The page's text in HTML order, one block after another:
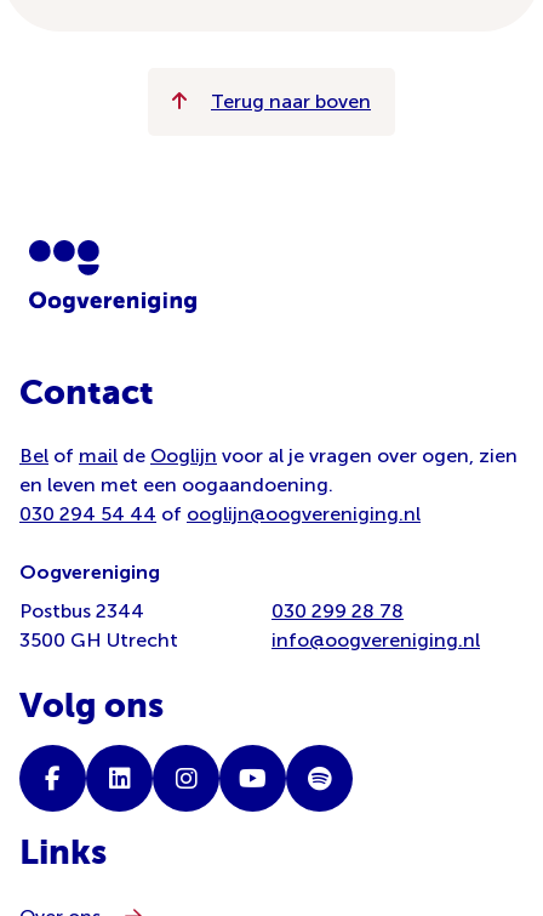
Terug naar boven
Contact
Bel of mail de Ooglijn voor al je vragen over ogen, zien
en leven met een oogaandoening.
030 294 54 44 of ooglijn@oogvereniging.nl
Oogvereniging
Postbus 2344
3500 GH Utrecht
030 299 28 78
info@oogvereniging.nl
Volg ons
Links